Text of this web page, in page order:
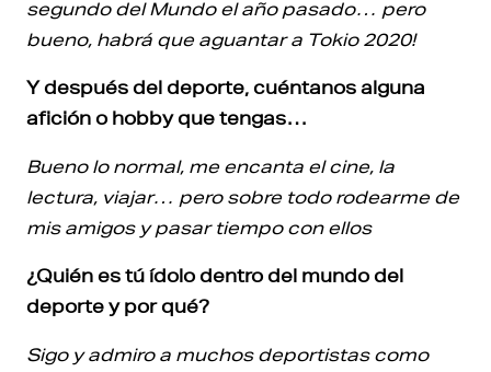
segundo del Mundo el año pasado… pero
bueno, habrá que aguantar a Tokio 2020!
Y después del deporte, cuéntanos alguna
afición o hobby que tengas…
Bueno lo normal, me encanta el cine, la
lectura, viajar… pero sobre todo rodearme de
mis amigos y pasar tiempo con ellos
¿Quién es tú ídolo dentro del mundo del
deporte y por qué?
Sigo y admiro a muchos deportistas como